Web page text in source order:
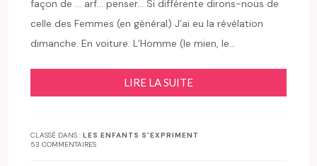
façon de … arf… penser… Si différente dirons-nous de
celle des Femmes (en général) J’ai eu la révélation
dimanche. En voiture. L’Homme (le mien, le…
LIRE LA SUITE
CLASSÉ DANS :LES ENFANTS S'EXPRIMENT
53 COMMENTAIRES